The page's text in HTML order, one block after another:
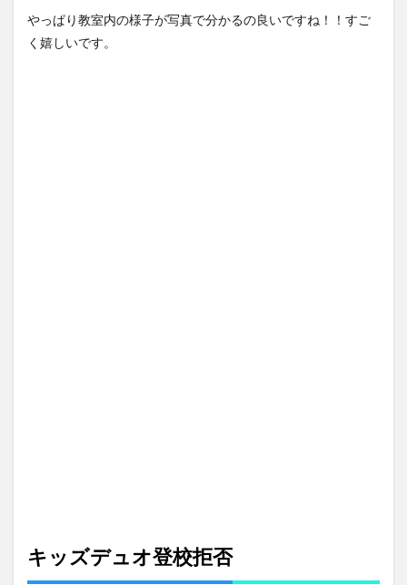
やっぱり教室内の様子が写真で分かるの良いですね！！すご
く嬉しいです。
キッズデュオ登校拒否